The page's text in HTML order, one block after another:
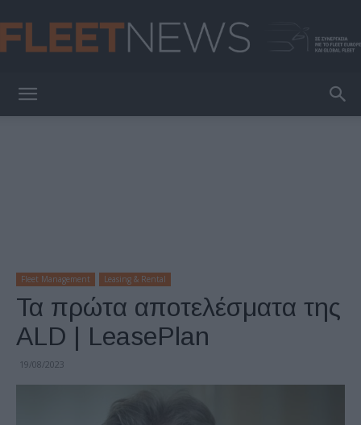
Fleet Management Leasing & Rental
Τα πρώτα αποτελέσματα της
ALD | LeasePlan
19/08/2023